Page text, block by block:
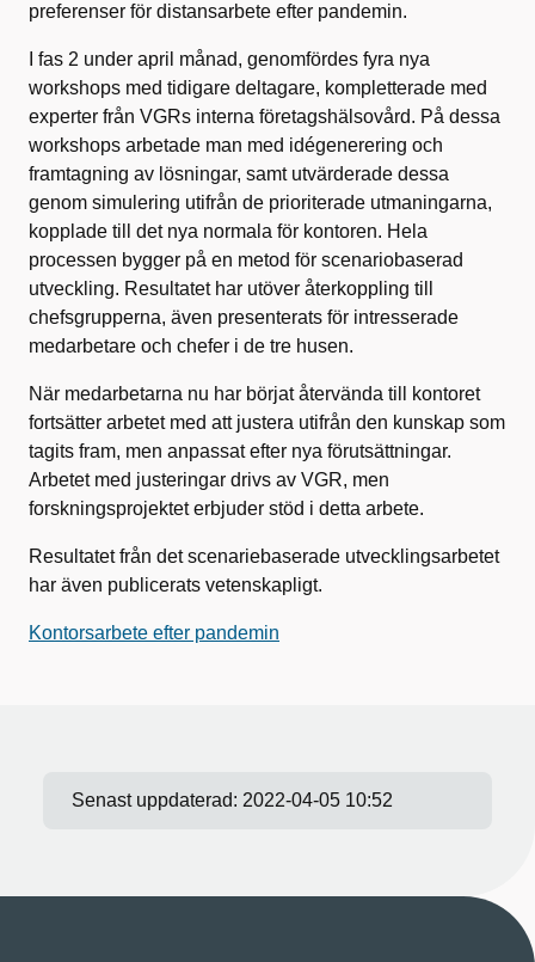
preferenser för distansarbete efter pandemin.
I fas 2 under april månad, genomfördes fyra nya
workshops med tidigare deltagare, kompletterade med
experter från VGRs interna företagshälsovård. På dessa
workshops arbetade man med idégenerering och
framtagning av lösningar, samt utvärderade dessa
genom simulering utifrån de prioriterade utmaningarna,
kopplade till det nya normala för kontoren. Hela
processen bygger på en metod för scenariobaserad
utveckling. Resultatet har utöver återkoppling till
chefsgrupperna, även presenterats för intresserade
medarbetare och chefer i de tre husen.
När medarbetarna nu har börjat återvända till kontoret
fortsätter arbetet med att justera utifrån den kunskap som
tagits fram, men anpassat efter nya förutsättningar.
Arbetet med justeringar drivs av VGR, men
forskningsprojektet erbjuder stöd i detta arbete.
Resultatet från det scenariebaserade utvecklingsarbetet
har även publicerats vetenskapligt.
Kontorsarbete efter pandemin
Senast uppdaterad: 2022-04-05 10:52